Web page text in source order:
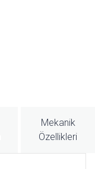
Mekanik
Özellikleri